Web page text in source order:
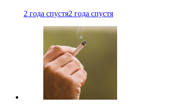
2 года спустя2 года спустя